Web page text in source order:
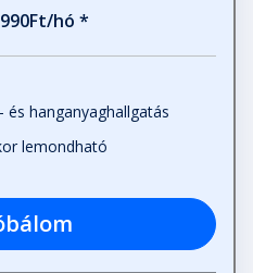
hó *
és hanganyaghallgatás
lemondható